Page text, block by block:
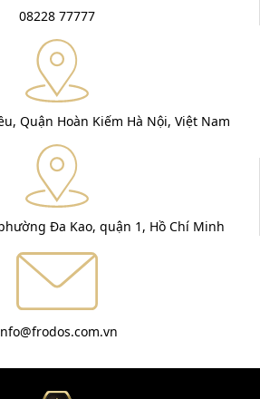
08228 77777
Quận Hoàn Kiếm Hà Nội, Việt Nam
Đa Kao, quận 1, Hồ Chí Minh